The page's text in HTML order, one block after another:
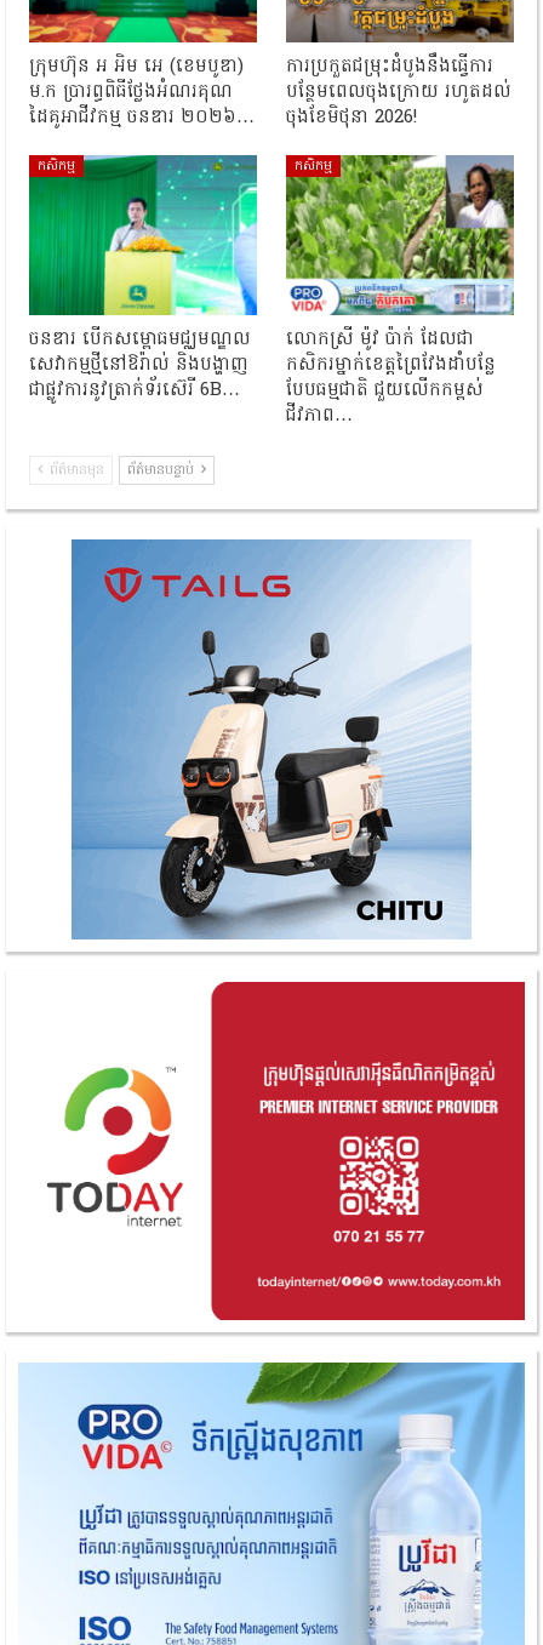
ក្រុមហ៊ុន អ អិម អេ (ខេមបូឌា)
ម.ក ប្រារព្ធពិធីថ្លែងអំណរគុណ
ដៃគូអាជីវកម្ម ចនឌារ ២០២៦…
ការប្រកួតជម្រុះដំបូងនឹងធ្វើការ
បន្ថែមពេលចុងក្រោយ រហូតដល់
ចុងខែមិថុនា 2026!
កសិកម្ម
ចនឌារ បើកសម្ពោធមជ្ឈមណ្ឌល
សេវាកម្មថ្មីនៅឱរ៉ាល់ និងបង្ហាញ
ជាផ្លូវការនូវត្រាក់ទ័រស៊េរី 6B…
កសិកម្ម
លោកស្រី ម៉ូវ ប៉ាក់ ដែលជា
កសិករម្នាក់ខេត្តព្រៃវែងដាំបន្លែ
បែបធម្មជាតិ ជួយលើកកម្ពស់
ជីវភាព…
ព័ត៌មានមុន ព័ត៌មានបន្ទាប់